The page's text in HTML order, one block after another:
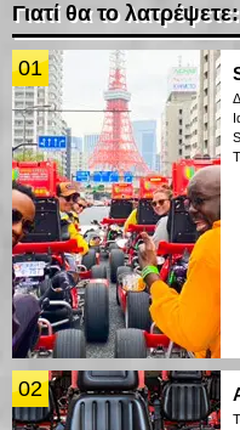
Γιατί θα το λατρέψετε:
01
02